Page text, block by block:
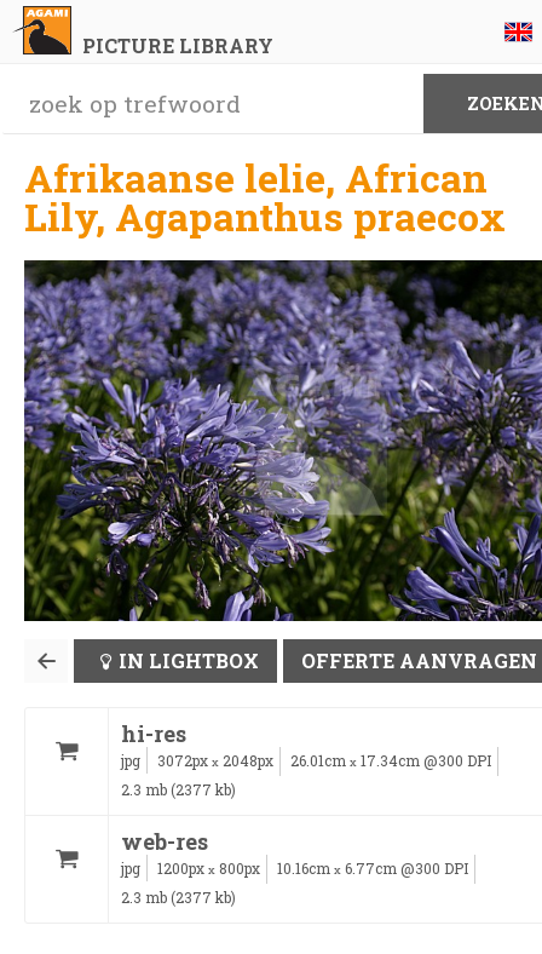
PICTURE LIBRARY
Afrikaanse lelie, African
Lily, Agapanthus praecox
IN LIGHTBOX OFFERTE AANVRAGEN
hi-res
jpg 3072px x 2048px 26.01cm x 17.34cm @300 DPI
2.3 mb (2377 kb)
web-res
jpg 1200px x 800px 10.16cm x 6.77cm @300 DPI
2.3 mb (2377 kb)